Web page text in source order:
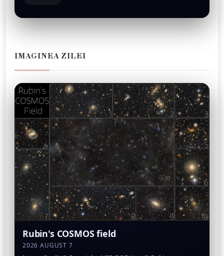
IMAGINEA ZILEI
Rubin's COSMOS field
2026 AUGUST 7